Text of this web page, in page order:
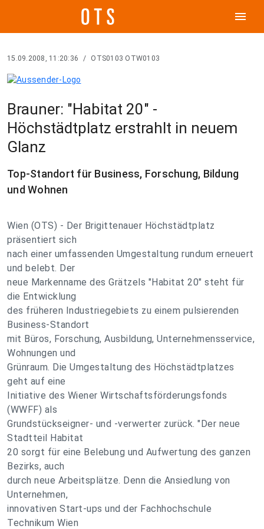
menu
15.09.2008, 11:20:36 / OTS0103 OTW0103
Brauner: "Habitat 20" -
Höchstädtplatz erstrahlt in neuem
Glanz
Top-Standort für Business, Forschung, Bildung
und Wohnen
Wien (OTS) - Der Brigittenauer Höchstädtplatz
präsentiert sich
nach einer umfassenden Umgestaltung rundum erneuert
und belebt. Der
neue Markenname des Grätzels "Habitat 20" steht für
die Entwicklung
des früheren Industriegebiets zu einem pulsierenden
Business-Standort
mit Büros, Forschung, Ausbildung, Unternehmensservice,
Wohnungen und
Grünraum. Die Umgestaltung des Höchstädtplatzes
geht auf eine
Initiative des Wiener Wirtschaftsförderungsfonds
(WWFF) als
Grundstückseigner- und -verwerter zurück. "Der neue
Stadtteil Habitat
20 sorgt für eine Belebung und Aufwertung des ganzen
Bezirks, auch
durch neue Arbeitsplätze. Denn die Ansiedlung von
Unternehmen,
innovativen Start-ups und der Fachhochschule
Technikum Wien